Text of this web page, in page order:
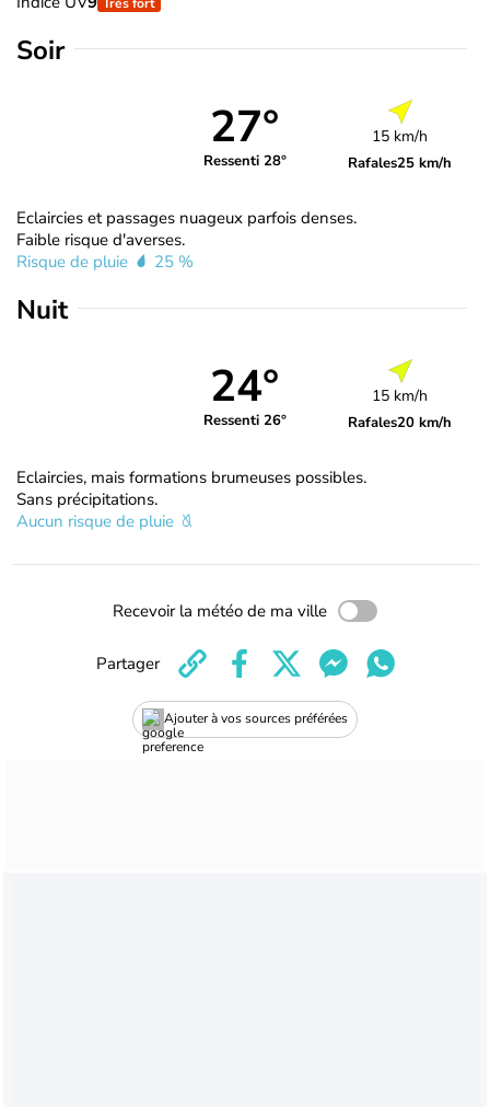
Soir
27°
Ressenti 28°
15 km/h
Rafales25 km/h
Eclaircies et passages nuageux parfois denses.
Faible risque d'averses.
Risque de pluie
25 %
Nuit
24°
Ressenti 26°
15 km/h
Rafales20 km/h
Eclaircies, mais formations brumeuses possibles.
Sans précipitations.
Aucun risque de pluie
Recevoir la météo de ma ville
Ajouter à vos sources préférées
Partager